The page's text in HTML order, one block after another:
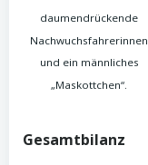
daumendrückende
Nachwuchsfahrerinnen
und ein männliches
„Maskottchen“.
Gesamtbilanz